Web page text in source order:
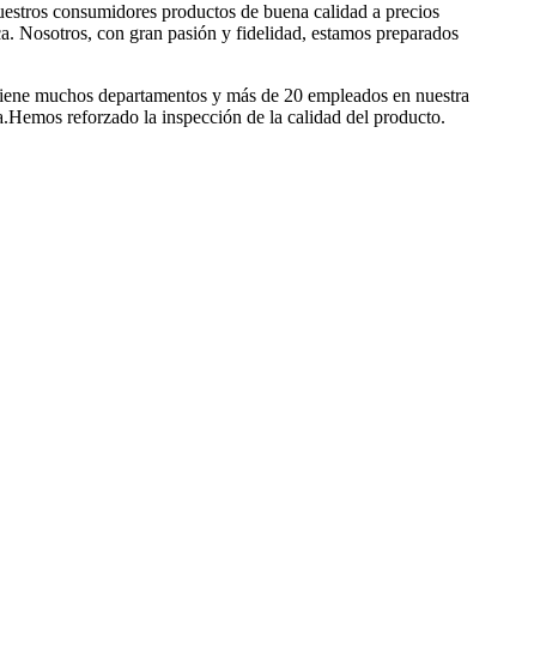
consumidores productos de buena calidad a precios
Nosotros, con gran pasión y fidelidad, estamos preparados
muchos departamentos y más de 20 empleados en nuestra
reforzado la inspección de la calidad del producto.